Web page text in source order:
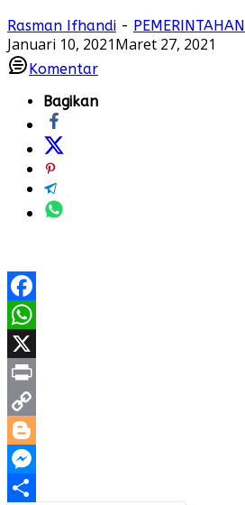
Rasman Ifhandi - PEMERINTAHAN
Januari 10, 2021Maret 27, 2021
Komentar
Bagikan
Facebook
WhatsApp
X
Print
Copy
Link
Blogger
Messenger